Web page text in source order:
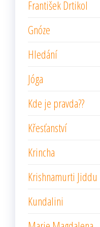
František Drtikol
Gnóze
Hledání
Jóga
Kde je pravda??
Křesťanství
Krincha
Krishnamurti Jiddu
Kundalini